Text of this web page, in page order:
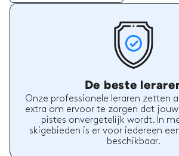
De beste
Onze professionele leraren zetten
extra om ervoor te zorgen dat
pistes onvergetelijk wordt. In
skigebieden is er voor iedereen
beschikbaar.